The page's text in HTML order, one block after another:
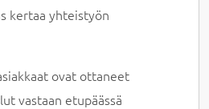
kertaa yhteistyön
ovat ottaneet
vastaan etupäässä